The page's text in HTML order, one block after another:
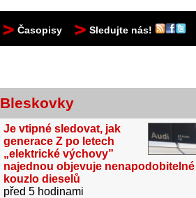
Časopisy Sledujte nás!
Bleskovky
Je vtipné sledovat, jak
generace Z po letech
„elektrické výchovy”
najednou objevuje nenapodobitelné
kouzlo dieselů
před 5 hodinami